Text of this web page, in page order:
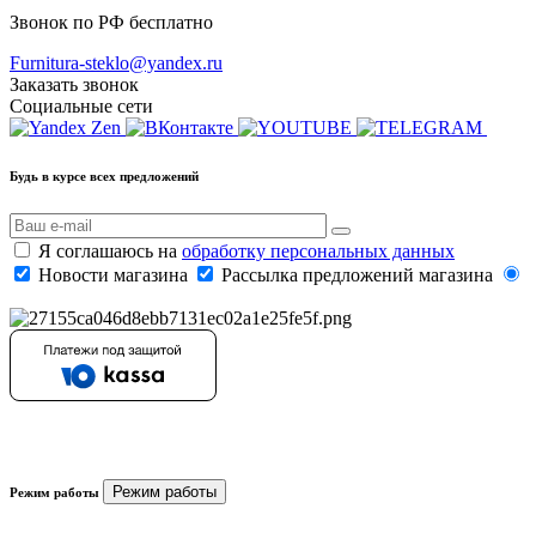
Звонок по РФ бесплатно
Furnitura-steklo@yandex.ru
Заказать звонок
Социальные сети
Будь в курсе всех предложений
Я соглашаюсь на обработку персональных данных
Новости магазина
Рассылка предложений магазина
Режим работы Режим работы